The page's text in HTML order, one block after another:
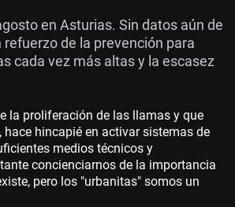
en Asturias. Sin datos aún de
de la prevención para
cada vez más altas y la escasez
la proliferación de las llamas y que
hincapié en activar sistemas de
medios técnicos y
concienciarnos de la importancia
pero los "urbanitas" somos un